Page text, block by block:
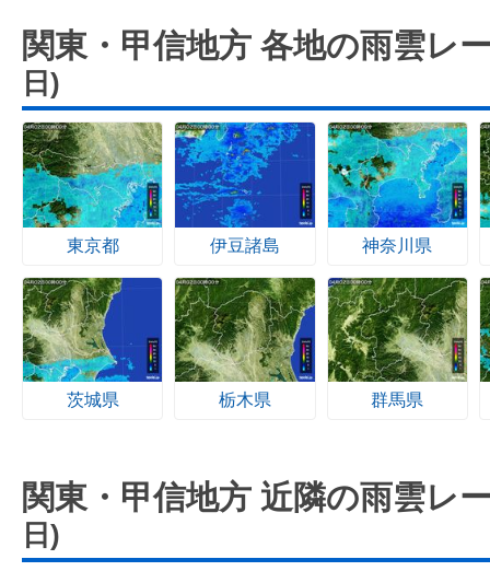
関東・甲信地方 各地の雨雲レ
日)
東京都 伊豆諸島 神奈川県
茨城県 栃木県 群馬県
関東・甲信地方 近隣の雨雲レ
日)